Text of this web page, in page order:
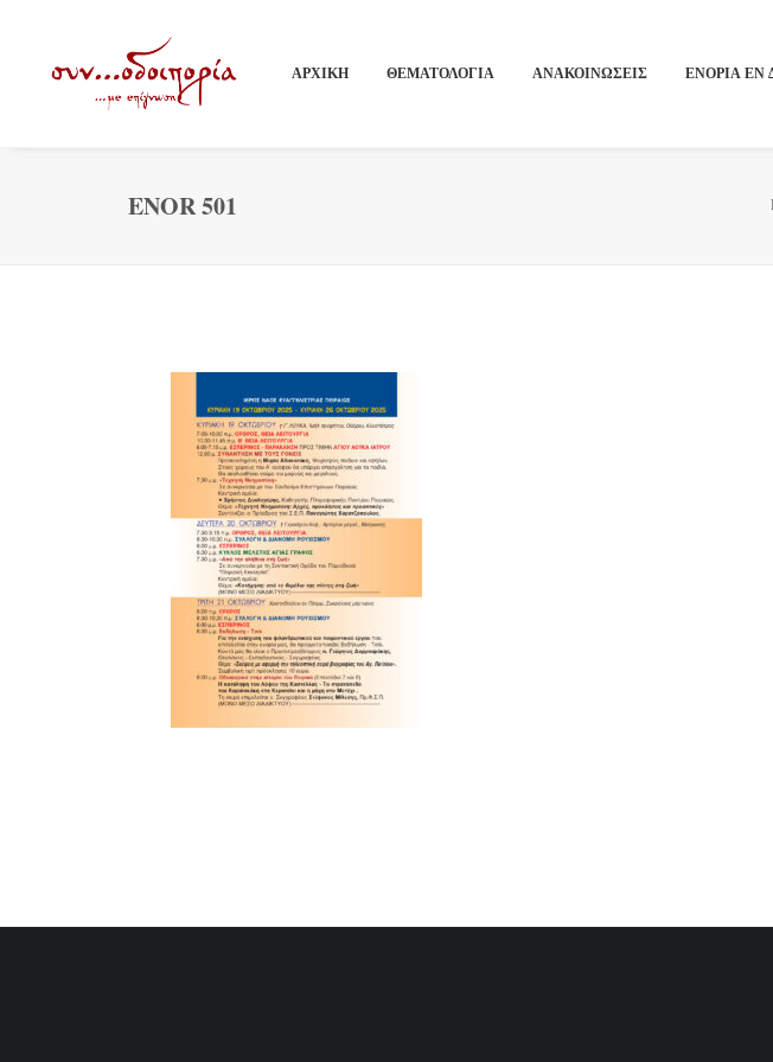
ΑΡΧΙΚΗ ΘΕΜΑΤΟΛΟΓΙΑ ΑΝΑΚΟΙΝΩΣΕΙΣ ΕΝΟΡΙΑ ΕΝ
ENOR 501